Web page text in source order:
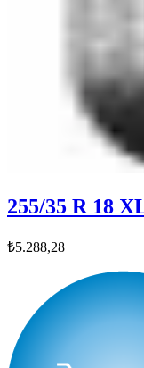
255/35 R 18
₺5.288,28